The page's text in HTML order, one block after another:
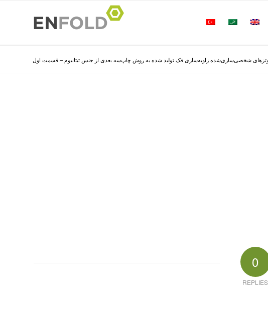
پروتز‌های شخصی‌سازی‌شده زاویه‌سازی فک تولید شده به روش چاپ‌سه بعدی از جنس تیتانیوم – قسمت اول
0
REPLIES